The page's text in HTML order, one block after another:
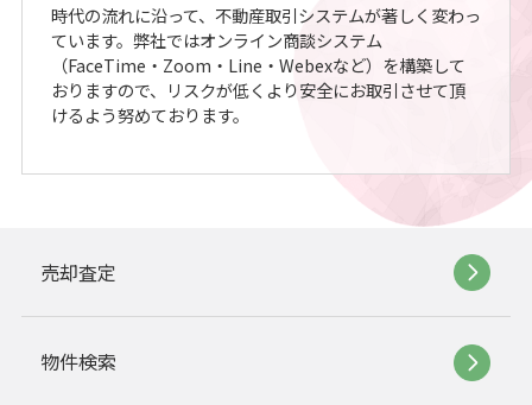
時代の流れに沿って、不動産取引システムが著しく変わっ
ています。弊社ではオンライン商談システム
（FaceTime・Zoom・Line・Webexなど）を構築して
おりますので、リスクが低くより安全にお取引させて頂
けるよう努めております。
売却査定
物件検索